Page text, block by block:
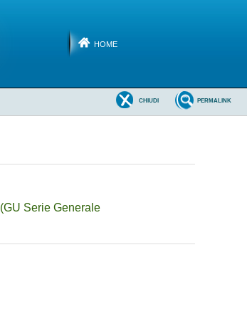
HOME
PERMALINK
CHIUDI
(GU Serie Generale